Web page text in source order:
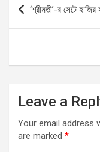
o
d
navigation
‘শ্রীমতী’-র সেটে
Leave a
Your email address
are marked *